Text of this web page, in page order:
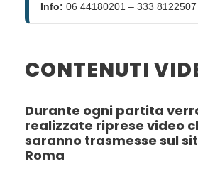
Info: 06 44180201 – 333 8122507
CONTENUTI
Durante ogni partita
realizzate riprese video
saranno trasmesse sul
Roma